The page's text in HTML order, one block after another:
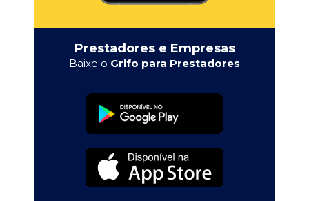
Prestadores e Empresas
Baixe o Grifo para Prestadores